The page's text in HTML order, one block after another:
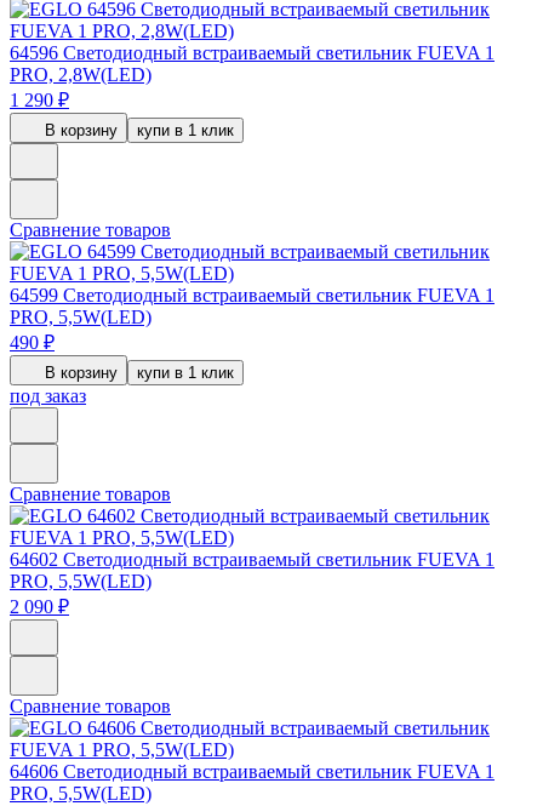
64596 Светодиодный встраиваемый светильник FUEVA 1
PRO, 2,8W(LED)
1 290 ₽
В корзину купи в 1 клик
Сравнение товаров
64599 Светодиодный встраиваемый светильник FUEVA 1
PRO, 5,5W(LED)
490 ₽
В корзину купи в 1 клик
под заказ
Сравнение товаров
64602 Светодиодный встраиваемый светильник FUEVA 1
PRO, 5,5W(LED)
2 090 ₽
Сравнение товаров
64606 Светодиодный встраиваемый светильник FUEVA 1
PRO, 5,5W(LED)